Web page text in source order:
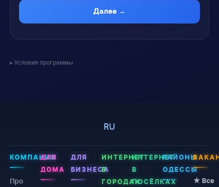
Далее →
Условия программы
RU
КОМПАНИЯ
Про
ДЛЯ
ДОМА
ДЛЯ
БИЗНЕСА
ИНТЕРНЕТ
В
ГОРОДАХ
ИНТЕРНЕТ
В
ПОСЁЛКАХ
РАЙОНЫ
ОДЕССЫ
★ Все